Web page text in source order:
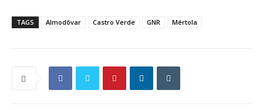
TAGS Almodôvar Castro Verde GNR Mértola